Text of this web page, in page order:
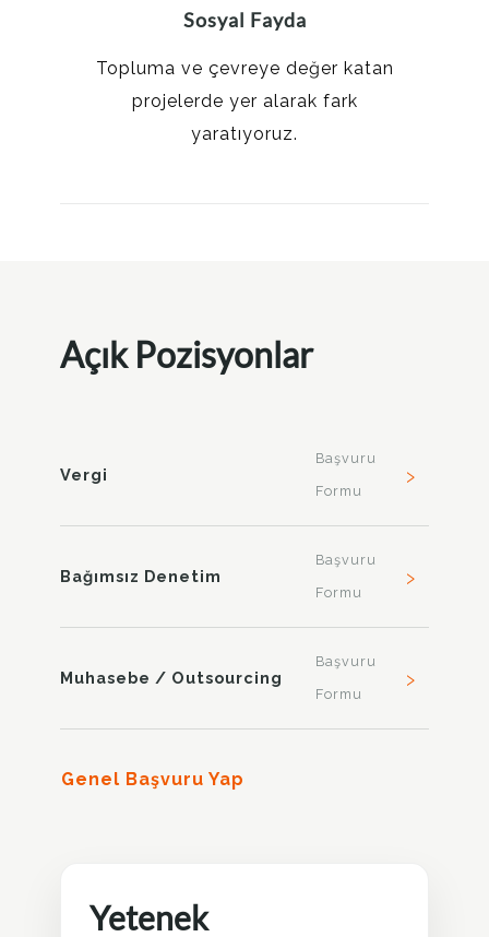
Sosyal Fayda
Topluma ve çevreye değer katan
projelerde yer alarak fark
yaratıyoruz.
Açık Pozisyonlar
Vergi
Başvuru
Formu
›
Bağımsız Denetim
Başvuru
Formu
›
Muhasebe / Outsourcing
Başvuru
Formu
›
Genel Başvuru Yap
Yetenek